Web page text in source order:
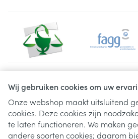
Wij gebruiken cookies om uw
Onze webshop maakt uitsluitend
cookies. Deze cookies zijn
te laten functioneren. We maken
andere soorten cookies; daarom
Juridische links